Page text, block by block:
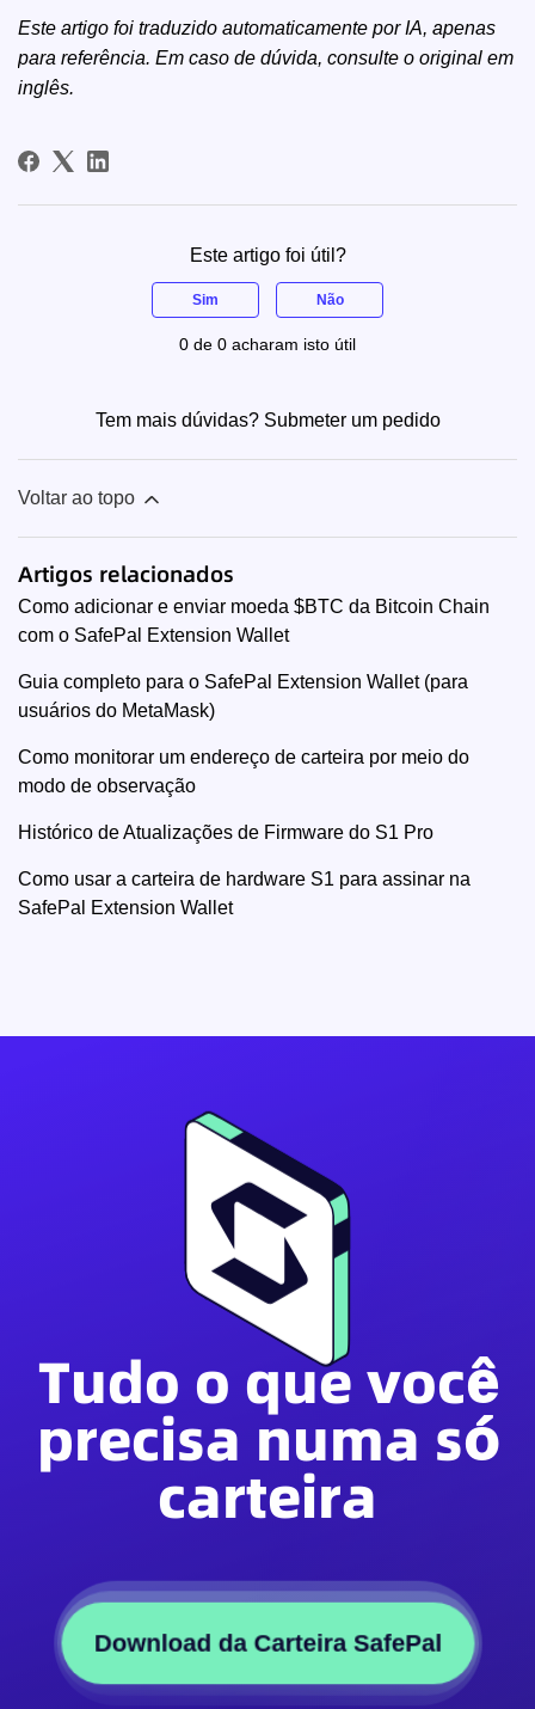
Este artigo foi traduzido automaticamente por IA, apenas
para referência. Em caso de dúvida, consulte o original em
inglês.
Este artigo foi útil?
Sim Não
0 de 0 acharam isto útil
Tem mais dúvidas? Submeter um pedido
Voltar ao topo
Artigos relacionados
Como adicionar e enviar moeda $BTC da Bitcoin Chain
com o SafePal Extension Wallet
Guia completo para o SafePal Extension Wallet (para
usuários do MetaMask)
Como monitorar um endereço de carteira por meio do
modo de observação
Histórico de Atualizações de Firmware do S1 Pro
Como usar a carteira de hardware S1 para assinar na
SafePal Extension Wallet
Tudo o que você
precisa numa só
carteira
Download da Carteira SafePal